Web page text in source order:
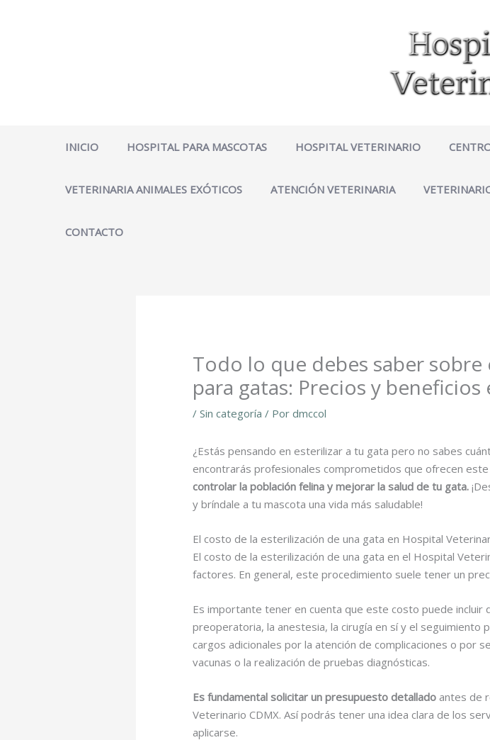
INICIO HOSPITAL PARA MASCOTAS HOSPITAL VETERINARIO
VETERINARIA ANIMALES EXÓTICOS ATENCIÓN VETERINARIA
CONTACTO
Todo lo que debes saber
para gatas: Precios y
/ Sin categoría / Por dmccol
¿Estás pensando en esterilizar a tu gata pero no sabes
encontrarás profesionales comprometidos que ofrecen este
controlar la población felina y mejorar la salud de tu gata.
y bríndale a tu mascota una vida más saludable!
El costo de la esterilización de una gata en Hospital
El costo de la esterilización de una gata en el Hospital
factores. En general, este procedimiento suele tener un
Es importante tener en cuenta que este costo puede incluir
preoperatoria, la anestesia, la cirugía en sí y el
cargos adicionales por la atención de complicaciones o por
vacunas o la realización de pruebas diagnósticas.
Es fundamental solicitar un presupuesto detallado antes de
Veterinario CDMX. Así podrás tener una idea clara de los
aplicarse.